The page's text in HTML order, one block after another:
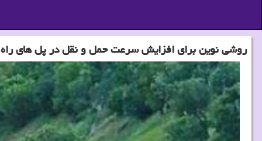
روشی نوین برای افزایش سرعت حمل و نقل در پل های